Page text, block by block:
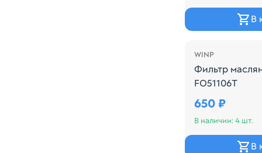
В
WINP
Фильтр
FO51106T
650 ₽
В наличии: 4 шт.
В